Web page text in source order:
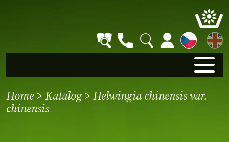
EN
Home > Katalog> Helwingia chinensis var.
chinensis